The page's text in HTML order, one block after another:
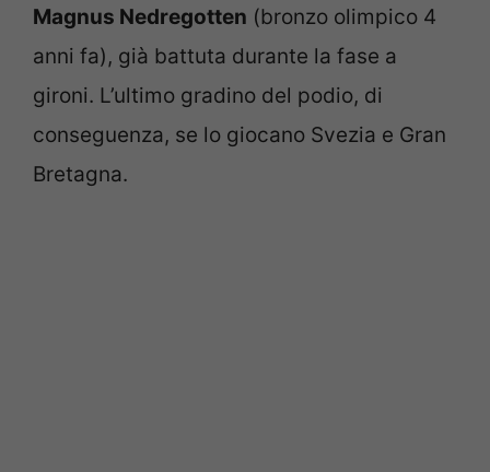
Magnus Nedregotten (bronzo olimpico 4
anni fa), già battuta durante la fase a
gironi. L’ultimo gradino del podio, di
conseguenza, se lo giocano Svezia e Gran
Bretagna.